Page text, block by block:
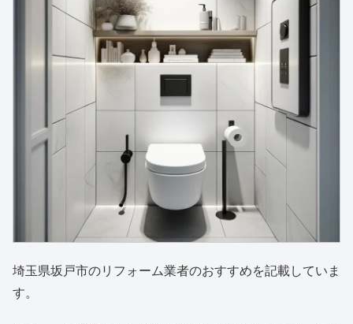
埼玉県坂戸市のリフォーム業者のおすすめを記載していま
す。